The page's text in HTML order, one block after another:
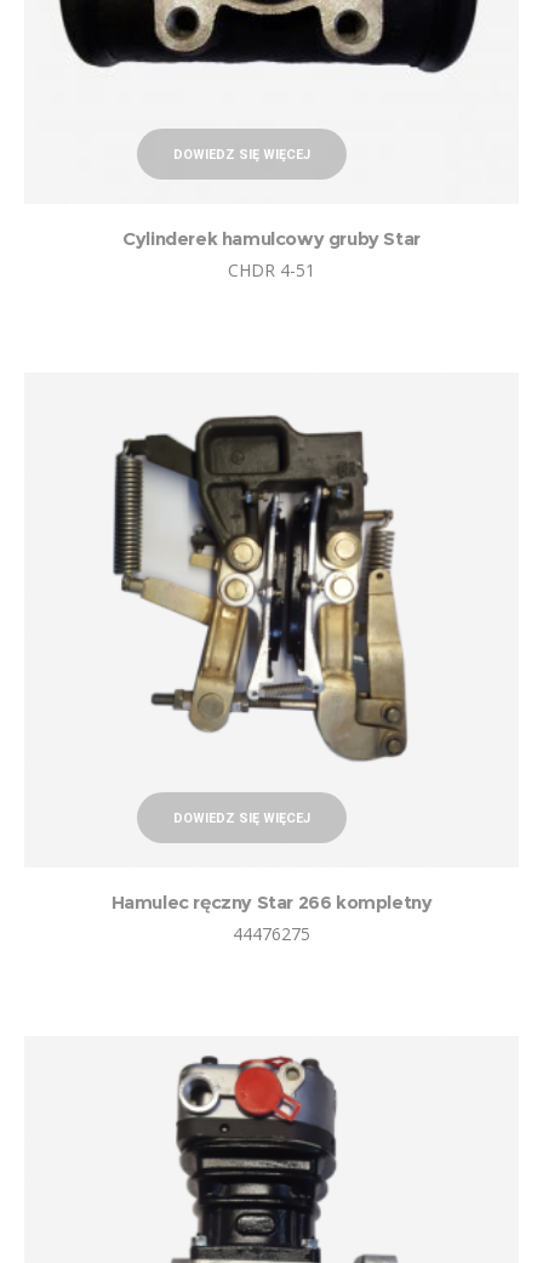
DOWIEDZ SIĘ WIĘCEJ
Cylinderek hamulcowy gruby Star
CHDR 4-51
DOWIEDZ SIĘ WIĘCEJ
Hamulec ręczny Star 266 kompletny
44476275